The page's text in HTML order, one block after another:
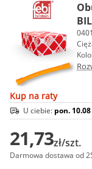
Kup na raty
U ciebie: pon. 10.08
21,73zł/szt.
Darmowa dostawa od